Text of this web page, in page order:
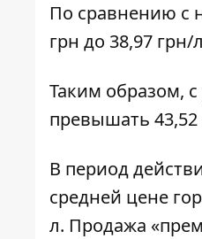
По сравнению с
грн до 38,97
Таким образом,
превышать 43,52
В период
средней цене
л. Продажа